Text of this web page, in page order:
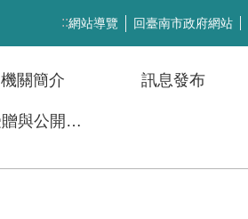
:::網站導覽 回臺南市政府網站
機關簡介 訊息發布
接受贈與公開徵信